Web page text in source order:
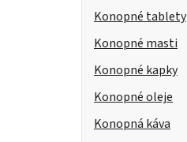
Konopné tablety
Konopné masti
Konopné kapky
Konopné oleje
Konopná káva